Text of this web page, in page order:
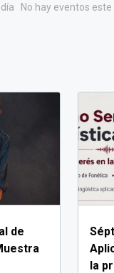
No hay eventos este
de
la